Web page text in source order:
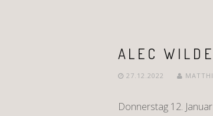
ALEC
27.12.2022
Donnerstag 12.